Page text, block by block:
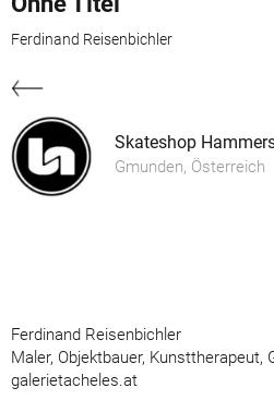
Ferdinand Reisenbichler
Skateshop
Gmunden, Österreich
Ferdinand Reisenbichler
Maler, Objektbauer, Kunsttherapeut,
galerietacheles.at